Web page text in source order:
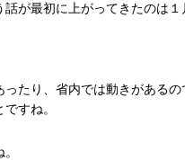
が最初に上がってきたのは１
たり、省内では動きがある
すね。